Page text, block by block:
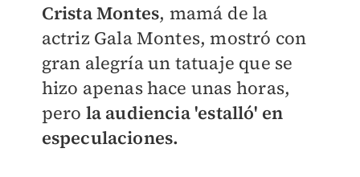
Crista Montes, mamá de la
actriz Gala Montes, mostró con
gran alegría un tatuaje que se
hizo apenas hace unas horas,
pero la audiencia 'estalló' en
especulaciones.